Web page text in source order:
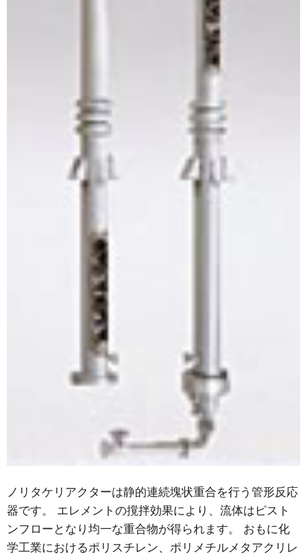
ノリタケリアクターは静的連続塊状重合を行う管形反応
器です。 エレメントの撹拌効果により、流体はピスト
ンフローとなり均一な重合物が得られます。 おもに化
学工業におけるポリスチレン、ポリメチルメタアクリレ